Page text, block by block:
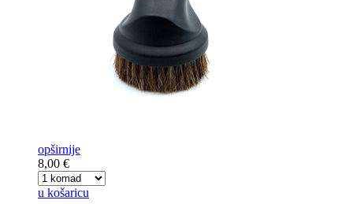
opširnije
8,00 €
u košaricu